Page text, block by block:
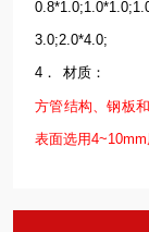
3.0;2.0*4.0;
4．
材质：
方管结构、钢板
表面选用